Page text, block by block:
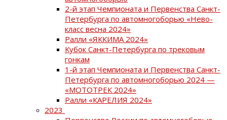
2-й этап Чемпионата и Первенства Санкт-
Петербурга по автомногоборью «Нево-
класс весна 2024»
Ралли «ЯККИМА 2024»
Кубок Санкт-Петербурга по трековым
гонкам
1-й этап Чемпионата и Первенства Санкт-
Петербурга по автомногоборью 2024 —
«МОТОТРЕК 2024»
Ралли «КАРЕЛИЯ 2024»
2023